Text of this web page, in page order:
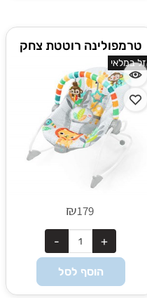
טרמפולינה רוטטת צחק
במלאי
₪179
הוסף לסל